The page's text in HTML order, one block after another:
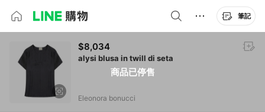
筆記
商品已停售
$8,034
alysi blusa in twill di seta
Eleonora bonucci